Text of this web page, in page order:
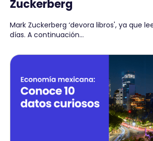
Zuckerberg
Mark Zuckerberg ‘devora libros', ya que
días. A continuación...